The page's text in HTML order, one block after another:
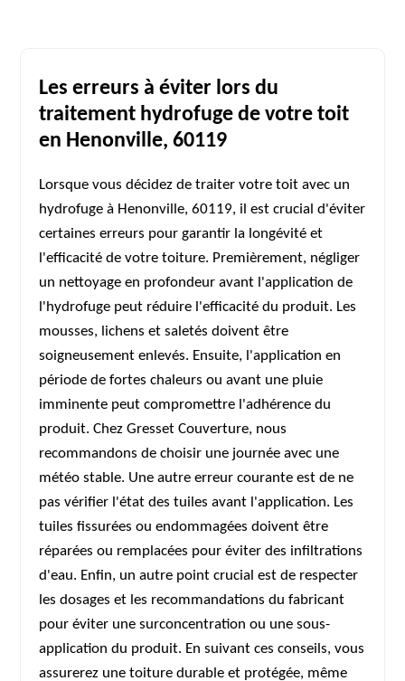
Les erreurs à éviter lors du
traitement hydrofuge de votre toit
en Henonville, 60119
Lorsque vous décidez de traiter votre toit avec un
hydrofuge à Henonville, 60119, il est crucial d'éviter
certaines erreurs pour garantir la longévité et
l'efficacité de votre toiture. Premièrement, négliger
un nettoyage en profondeur avant l'application de
l'hydrofuge peut réduire l'efficacité du produit. Les
mousses, lichens et saletés doivent être
soigneusement enlevés. Ensuite, l'application en
période de fortes chaleurs ou avant une pluie
imminente peut compromettre l'adhérence du
produit. Chez Gresset Couverture, nous
recommandons de choisir une journée avec une
météo stable. Une autre erreur courante est de ne
pas vérifier l'état des tuiles avant l'application. Les
tuiles fissurées ou endommagées doivent être
réparées ou remplacées pour éviter des infiltrations
d'eau. Enfin, un autre point crucial est de respecter
les dosages et les recommandations du fabricant
pour éviter une surconcentration ou une sous-
application du produit. En suivant ces conseils, vous
assurerez une toiture durable et protégée, même